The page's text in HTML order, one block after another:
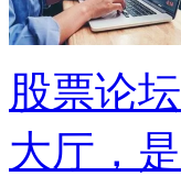
股票论坛
大厅，是